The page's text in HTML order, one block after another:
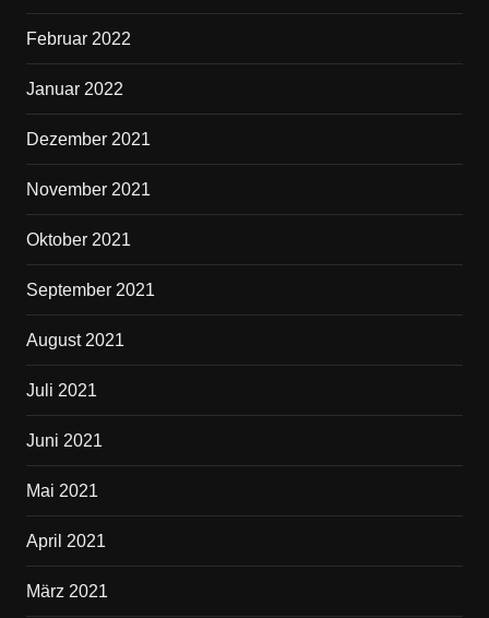
Februar 2022
Januar 2022
Dezember 2021
November 2021
Oktober 2021
September 2021
August 2021
Juli 2021
Juni 2021
Mai 2021
April 2021
März 2021